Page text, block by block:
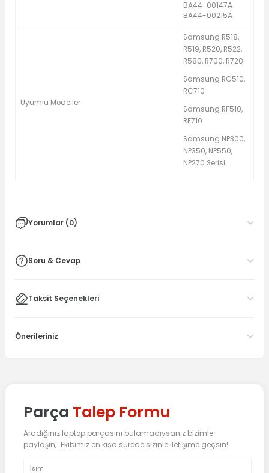
BA44-00147A
BA44-00215A
Uyumlu Modeller
Samsung R518,
R519, R520, R522,
R580, R700, R720
Samsung RC510,
RC710
Samsung RF510,
RF710
Samsung NP300,
NP350, NP550,
NP270 Serisi
Yorumlar (0)
Soru & Cevap
Taksit Seçenekleri
Önerileriniz
Parça Talep Formu
Aradığınız laptop parçasını bulamadıysanız bizimle
paylaşın, Ekibimiz en kısa sürede sizinle iletişime geçsin!